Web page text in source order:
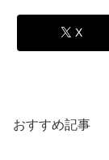
X
おすすめ記事